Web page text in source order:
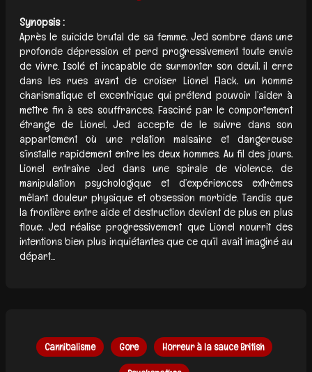
Synopsis :
Après le suicide brutal de sa femme, Jed sombre dans une
profonde dépression et perd progressivement toute envie
de vivre. Isolé et incapable de surmonter son deuil, il erre
dans les rues avant de croiser Lionel Flack, un homme
charismatique et excentrique qui prétend pouvoir l’aider à
mettre fin à ses souffrances. Fasciné par le comportement
étrange de Lionel, Jed accepte de le suivre dans son
appartement où une relation malsaine et dangereuse
s’installe rapidement entre les deux hommes. Au fil des jours,
Lionel entraîne Jed dans une spirale de violence, de
manipulation psychologique et d’expériences extrêmes
mêlant douleur physique et obsession morbide. Tandis que
la frontière entre aide et destruction devient de plus en plus
floue, Jed réalise progressivement que Lionel nourrit des
intentions bien plus inquiétantes que ce qu’il avait imaginé au
départ...
Cannibalisme Gore Horreur à la sauce British